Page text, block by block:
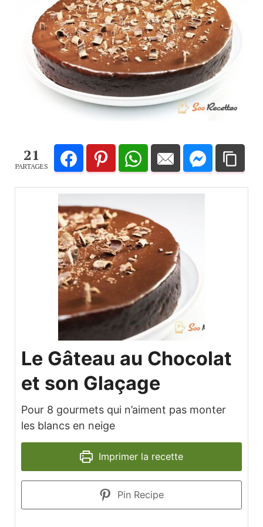
21
PARTAGES
Le Gâteau au Chocolat
et son Glaçage
Pour 8 gourmets qui n’aiment pas monter
les blancs en neige
Imprimer la recette
Pin Recipe